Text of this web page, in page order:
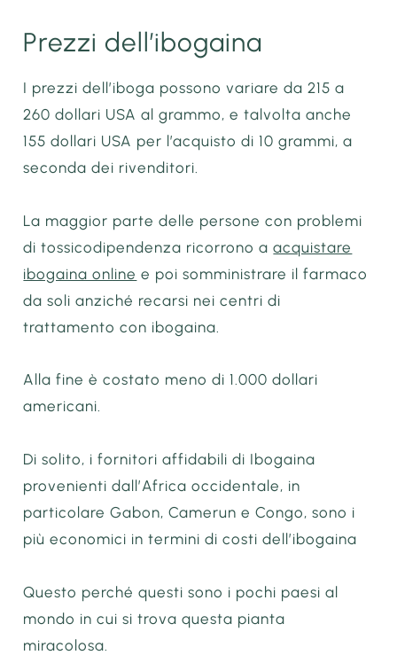
Prezzi dell’ibogaina
I prezzi dell’iboga possono variare da 215 a
260 dollari USA al grammo, e talvolta anche
155 dollari USA per l’acquisto di 10 grammi, a
seconda dei rivenditori.
La maggior parte delle persone con problemi
di tossicodipendenza ricorrono aacquistare
ibogaina online e poi somministrare il farmaco
da soli anziché recarsi nei centri di
trattamento con ibogaina.
Alla fine è costato meno di 1.000 dollari
americani.
Di solito, i fornitori affidabili di Ibogaina
provenienti dall’Africa occidentale, in
particolare Gabon, Camerun e Congo, sono i
più economici in termini di costi dell’ibogaina
Questo perché questi sono i pochi paesi al
mondo in cui si trova questa pianta
miracolosa.